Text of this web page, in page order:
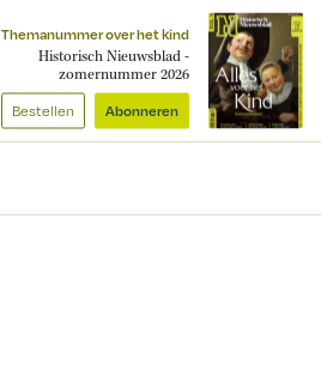
Themanummer over het kind
Historisch Nieuwsblad -
zomernummer 2026
Bestellen Abonneren